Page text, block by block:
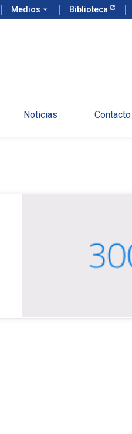
Medios arrow_drop_down Biblioteca
Noticias Contacto